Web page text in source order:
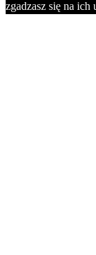
zgadzasz się na ich